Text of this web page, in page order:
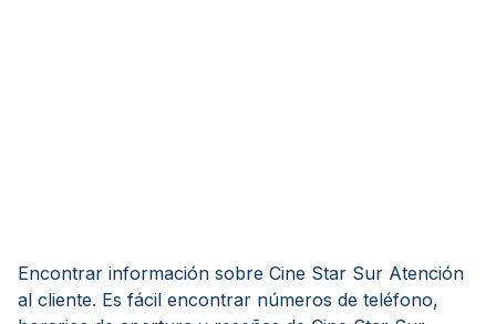
Encontrar información sobre Cine Star Sur Atención
al cliente. Es fácil encontrar números de teléfono,